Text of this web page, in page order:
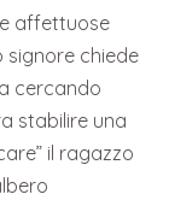
affettuose
signore chiede
cercando
stabilire una
il ragazzo